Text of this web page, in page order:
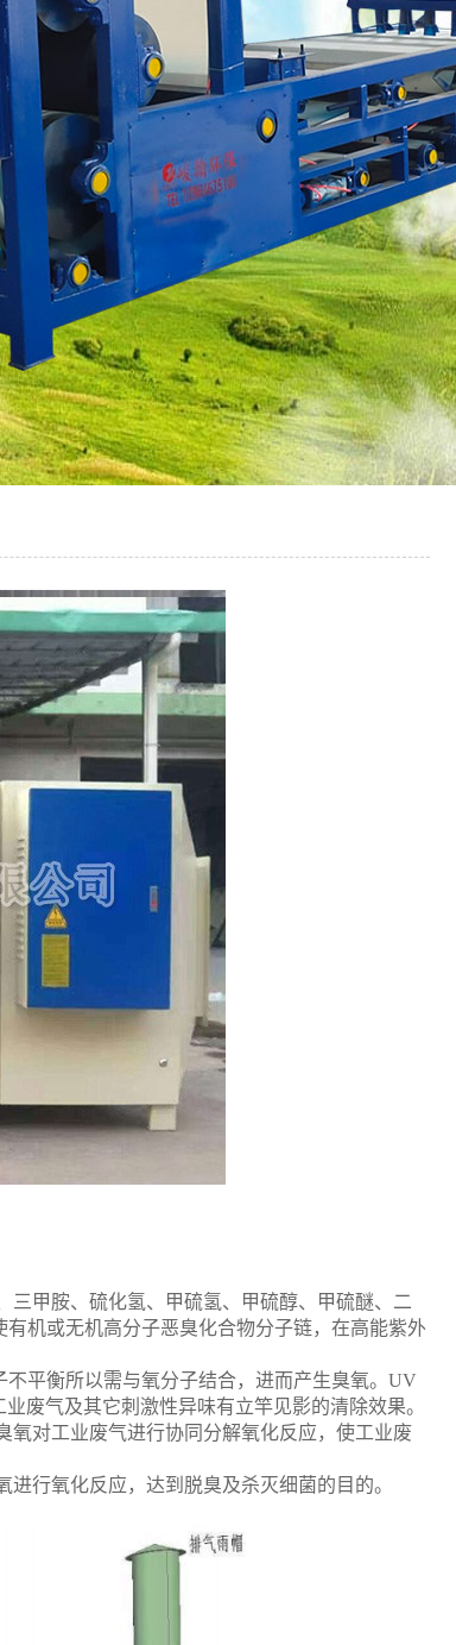
甲胺、硫化氢、甲硫氢、甲硫醇、甲硫醚、二
机或无机高分子恶臭化合物分子链，在高能紫外
平衡所以需与氧分子结合，进而产生臭氧。UV
废气及其它刺激性异味有立竿见影的清除效果。
氧对工业废气进行协同分解氧化反应，使工业废
行氧化反应，达到脱臭及杀灭细菌的目的。